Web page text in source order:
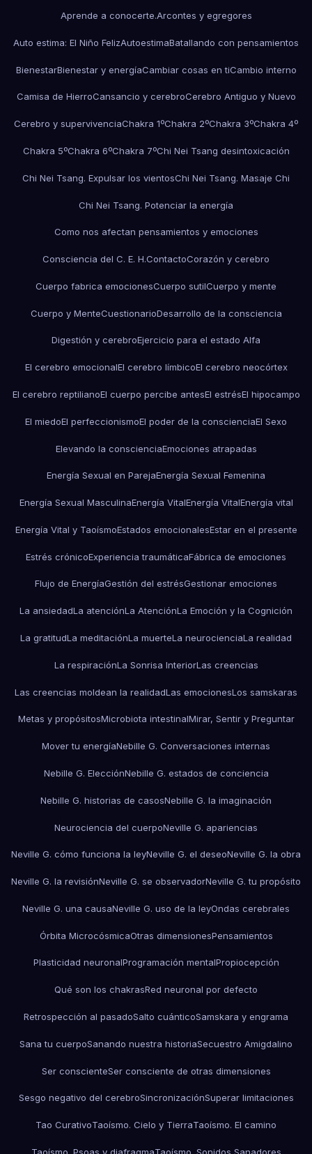
Aprende a conocerte.Arcontes y egregores
Auto estima: El Niño FelizAutoestimaBatallando con pensamientos
BienestarBienestar y energíaCambiar cosas en tiCambio interno
Camisa de HierroCansancio y cerebroCerebro Antiguo y Nuevo
Cerebro y supervivenciaChakra 1ºChakra 2ºChakra 3ºChakra 4º
Chakra 5ºChakra 6ºChakra 7ºChi Nei Tsang desintoxicación
Chi Nei Tsang. Expulsar los vientosChi Nei Tsang. Masaje Chi
Chi Nei Tsang. Potenciar la energía
Como nos afectan pensamientos y emociones
Consciencia del C. E. H.ContactoCorazón y cerebro
Cuerpo fabrica emocionesCuerpo sutilCuerpo y mente
Cuerpo y MenteCuestionarioDesarrollo de la consciencia
Digestión y cerebroEjercicio para el estado Alfa
El cerebro emocionalEl cerebro límbicoEl cerebro neocórtex
El cerebro reptilianoEl cuerpo percibe antesEl estrésEl hipocampo
El miedoEl perfeccionismoEl poder de la conscienciaEl Sexo
Elevando la conscienciaEmociones atrapadas
Energía Sexual en ParejaEnergía Sexual Femenina
Energía Sexual MasculinaEnergía VitalEnergía VitalEnergía vital
Energía Vital y TaoísmoEstados emocionalesEstar en el presente
Estrés crónicoExperiencia traumáticaFábrica de emociones
Flujo de EnergíaGestión del estrésGestionar emociones
La ansiedadLa atenciónLa AtenciónLa Emoción y la Cognición
La gratitudLa meditaciónLa muerteLa neurocienciaLa realidad
La respiraciónLa Sonrisa InteriorLas creencias
Las creencias moldean la realidadLas emocionesLos samskaras
Metas y propósitosMicrobiota intestinalMirar, Sentir y Preguntar
Mover tu energíaNebille G. Conversaciones internas
Nebille G. ElecciónNebille G. estados de conciencia
Nebille G. historias de casosNebille G. la imaginación
Neurociencia del cuerpoNeville G. apariencias
Neville G. cómo funciona la leyNeville G. el deseoNeville G. la obra
Neville G. la revisiónNeville G. se observadorNeville G. tu propósito
Neville G. una causaNeville G. uso de la leyOndas cerebrales
Órbita MicrocósmicaOtras dimensionesPensamientos
Plasticidad neuronalProgramación mentalPropiocepción
Qué son los chakrasRed neuronal por defecto
Retrospección al pasadoSalto cuánticoSamskara y engrama
Sana tu cuerpoSanando nuestra historiaSecuestro Amigdalino
Ser conscienteSer consciente de otras dimensiones
Sesgo negativo del cerebroSincronizaciónSuperar limitaciones
Tao CurativoTaoísmo. Cielo y TierraTaoísmo. El camino